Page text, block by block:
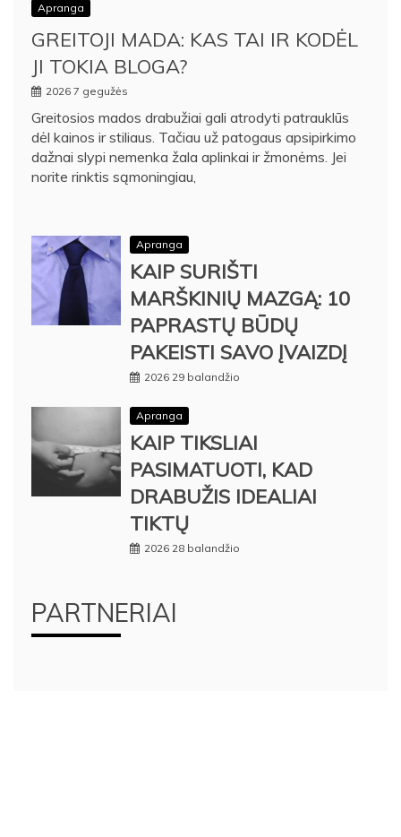
Apranga
GREITOJI MADA: KAS TAI IR KODĖL
JI TOKIA BLOGA?
2026 7 gegužės
Greitosios mados drabužiai gali atrodyti patrauklūs
dėl kainos ir stiliaus. Tačiau už patogaus apsipirkimo
dažnai slypi nemenka žala aplinkai ir žmonėms. Jei
norite rinktis sąmoningiau,
Apranga
KAIP SURIŠTI
MARŠKINIŲ MAZGĄ: 10
PAPRASTŲ BŪDŲ
PAKEISTI SAVO ĮVAIZDĮ
2026 29 balandžio
Apranga
KAIP TIKSLIAI
PASIMATUOTI, KAD
DRABUŽIS IDEALIAI
TIKTŲ
2026 28 balandžio
PARTNERIAI